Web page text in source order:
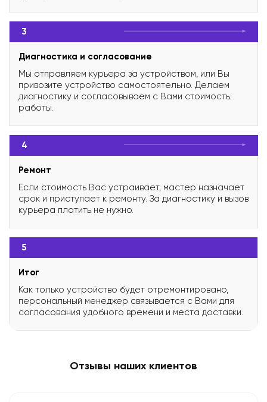
3
Диагностика и согласование
Мы отправляем курьера за устройством, или Вы
привозите устройство самостоятельно. Делаем
диагностику и согласовываем с Вами стоимость
работы.
4
Ремонт
Если стоимость Вас устраивает, мастер назначает
срок и приступает к ремонту. За диагностику и вызов
курьера платить не нужно.
5
Итог
Как только устройство будет отремонтировано,
персональный менеджер связывается с Вами для
согласования удобного времени и места доставки.
Отзывы наших клиентов